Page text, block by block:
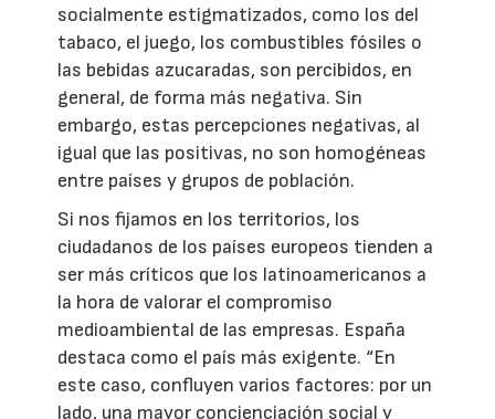
socialmente estigmatizados, como los del
tabaco, el juego, los combustibles fósiles o
las bebidas azucaradas, son percibidos, en
general, de forma más negativa. Sin
embargo, estas percepciones negativas, al
igual que las positivas, no son homogéneas
entre países y grupos de población.
Si nos fijamos en los territorios, los
ciudadanos de los países europeos tienden a
ser más críticos que los latinoamericanos a
la hora de valorar el compromiso
medioambiental de las empresas. España
destaca como el país más exigente. “En
este caso, confluyen varios factores: por un
lado, una mayor concienciación social y